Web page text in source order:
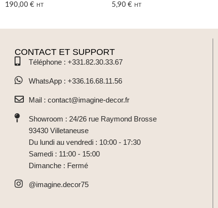
190,00 € HT 5,90 € HT
CONTACT ET SUPPORT
Téléphone : +331.82.30.33.67
WhatsApp : +336.16.68.11.56
Mail : contact@imagine-decor.fr
Showroom : 24/26 rue Raymond Brosse
93430 Villetaneuse
Du lundi au vendredi : 10:00 - 17:30
Samedi : 11:00 - 15:00
Dimanche : Fermé
@imagine.decor75